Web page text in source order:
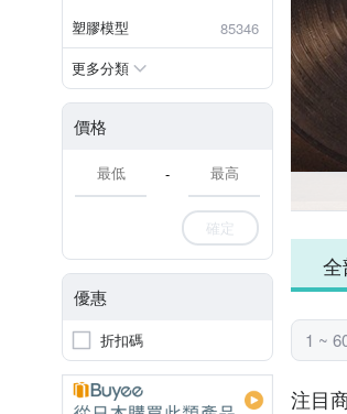
塑膠模型
85346
更多分類
價格
-
確定
優惠
折扣碼 1 ~
注目